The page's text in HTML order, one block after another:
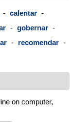
- calentar -
- gobernar -
- recomendar -
on computer,